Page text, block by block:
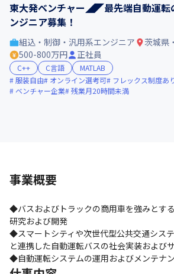
東大発ベンチャー◢◤最先端自動運転
ンジニア募集！
組込・制御・汎用系エンジニア
茨城県
500-800万円
正社員
C++ C言語
MATLAB
服装自由
オンライン選考可 フレックス制度あ
ベンチャー企業 残業月20時間未満
事業概要
◆バスおよびトラックの商用車を強みとす
研究および開発
◆スマートシティや次世代型公共交通シス
と連携した自動運転バスの社会実装および
◆自動運転システムの運用およびメンテナ